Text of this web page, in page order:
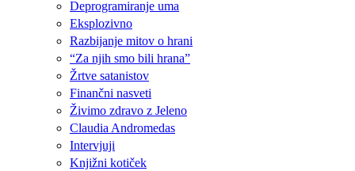
Deprogramiranje uma
Eksplozivno
Razbijanje mitov o hrani
“Za njih smo bili hrana”
Žrtve satanistov
Finančni nasveti
Živimo zdravo z Jeleno
Claudia Andromedas
Intervjuji
Knjižni kotiček